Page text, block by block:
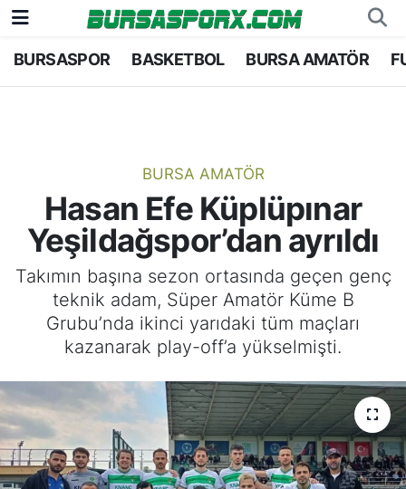
BURSASPOR BASKETBOL BURSA AMATÖR
BURSA AMATÖR
Hasan Efe Küplüpınar
Yeşildağspor’dan ayrıldı
Takımın başına sezon ortasında geçen genç
teknik adam, Süper Amatör Küme B
Grubu’nda ikinci yarıdaki tüm maçları
kazanarak play-off’a yükselmişti.
Bursaspor
Bursa Amatör
Hentbol
Voleybol
Genel
Bursa Nöbetçi Eczaneler
Bursa Trafik Yoğunluk Haritası
TFF 1.Lig Puan Durumu ve Fikstür
Tüm Manşetler
Son Dakika Haberleri
Haber Arşivi